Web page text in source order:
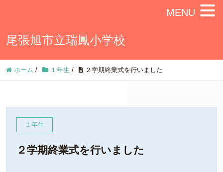
尾張旭市立瑞鳳小学校
ホーム / １年生 / ２学期終業式を行いました
１年生
２学期終業式を行いました
MENU